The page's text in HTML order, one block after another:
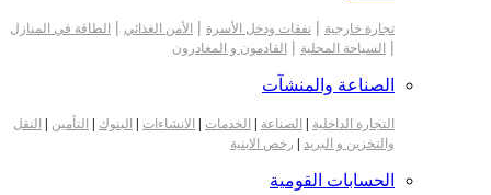
تجارة خارجية | نفقات ودخل الأسرة | الأمن الغذائي | الطاقة في المنازل
| السياحة المحلية | القادمون و المغادرون
الصناعة والمنشآت
التجارة الداخلية | الصناعة | الخدمات | الانشاءات | البنوك | التأمين | النقل
والتخزين و البريد | رخص الابنية
الحسابات القومية